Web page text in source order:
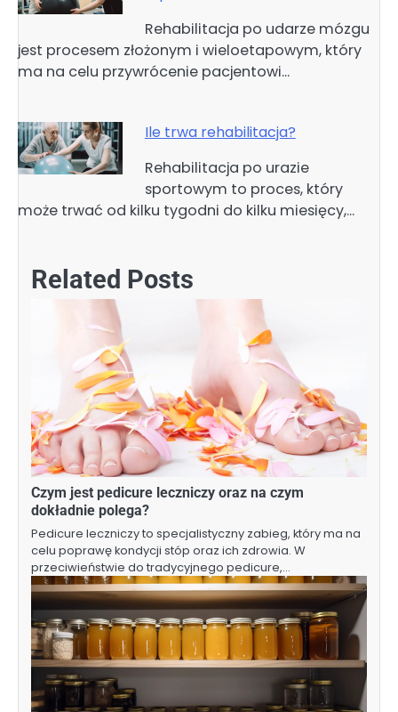
Rehabilitacja po udarze mózgu
jest procesem złożonym i wieloetapowym, który
ma na celu przywrócenie pacjentowi…
Ile trwa rehabilitacja?
Rehabilitacja po urazie
sportowym to proces, który
może trwać od kilku tygodni do kilku miesięcy,…
Related Posts
Czym jest pedicure leczniczy oraz na czym
dokładnie polega?
Pedicure leczniczy to specjalistyczny zabieg, który ma na
celu poprawę kondycji stóp oraz ich zdrowia. W
przeciwieństwie do tradycyjnego pedicure,…